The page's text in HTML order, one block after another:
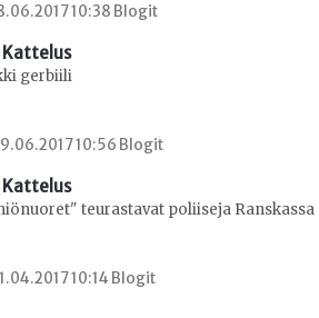
10:38 Blogit
Kattelus
gerbiili
10:56 Blogit
Kattelus
teurastavat poliiseja Ranskassa
10:14 Blogit